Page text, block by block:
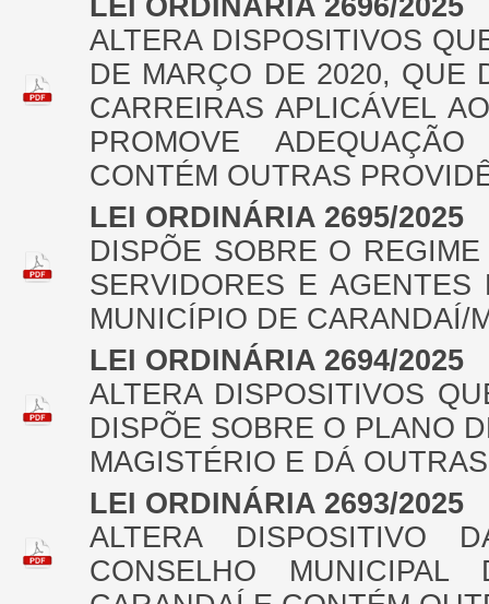
LEI ORDINÁRIA 2696/2025
ALTERA DISPOSITIVOS
DE MARÇO DE 2020, QUE
CARREIRAS APLICÁVEL
PROMOVE
CONTÉM OUTRAS
LEI ORDINÁRIA 2695/2025
DISPÕE SOBRE O
SERVIDORES E
MUNICÍPIO DE CARANDAÍ/
LEI ORDINÁRIA 2694/2025
ALTERA DISPOSITIVOS
DISPÕE SOBRE O PLANO
MAGISTÉRIO E DÁ
LEI ORDINÁRIA 2693/2025
ALTERA DISPOSITIVO
CONSELHO